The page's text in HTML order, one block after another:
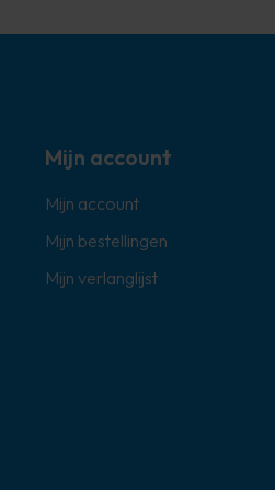
Mijn account
Mijn account
Mijn bestellingen
Mijn verlanglijst